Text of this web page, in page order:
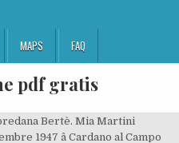
MAPS FAQ
pdf gratis
ancora il liceo. E quante volte (Quante) Lo lascerei. Secondo la sorella dunque probabilmente la cantante aveva avuto una discussione violenta con qualcuno, ed è stato ipotizzato proprio il nome del padre con cui pare la donna avesse da sempre avuto un rapporto conflittuale.. Giuseppe Radames Bertè, lâipotesi peggiore Giuseppe Radames Berté. Artist. Leda Bertè: âMio papà fede cremare Mimì in segretoâ La morte della cantante Le poche dichiarazioni che Olivia Bertè ha rilasciato, essendo una donna che poco ama mettersi in mostra, riguardano principalmente le due sorelle più famose, Loredana e Mia Martini. Le due sorelle, come rivelato durante un’intervista a La Nazione, si vedono molto poco. Ebbene, lei si chiama Olivia Bertè e ha 62 anni. Su quest’ultima, soprattutto, ha speso sempre bellissime parole. Nel 1971 pubblica âOltre la collinaâ e realizza dischi che ottengono â¦ Sai quante volte. Loredana Bertè è la sorella di Mia Martini, protagonista dello speciale Fammi sentire bella in onda su Rai3. Giuseppe Radames Bertè e Maria Salvina Dato sono i genitori delle quattro donne dal forte carisma. E lui respira. La seconda la conosciamo più che bene, grazie alla voce graffiante, i testi irriverenti e la recente chioma turchina. Conosce Renato Fiacchini, anche lui aspirante cantante non ancora "diventato" Renato Zero , e con la sorella â¦ Quando, invece, Leda Bertè si trova a dover parlare di Loredana, qualcosa si incrina e la situazione si gela, anche se solo per un attimo. Ha sempre preferito evitare le luci dei riflettori, cercando di tenersi al riparo dal gossip. I genitori si sono separati quando lei aveva appena 6 mesi, ed è cresciuta con sua madre e le sorelle maggiori: Leda, nata nel 1946, Domenica (conosciuta in seguito come Mia Martini), nata nel 1947 e Loredana, nata nel 1950. Leda Bertè ha anche raccontato di quanto la sorella sia un personaggio particolare (e questo lo sappiamo tutti…), e che questo la diverta molto ma che allo stesso tempo porti a dei limiti nei loro rapporti. Ognuna di noi ha scelto una strada diversa”, spiega la più grande della famiglia a Eleonora Daniele, lasciando tralasciare affetto nelle sue parole e non negando la possibilità di un futuro riavvicinamento. Io porto i segni (Quanti) Del suo dolore. Un po' più grande. Il 20 settembre nascevano MIA MARTINI e LOREDANA BERTE´. Ed ogni volta sembra un po' più grande. Lâintera nazione ha pianto per Mia, quel terribile 12 maggio del 1995. admin. Sono felice per il mio Napoli. Dalle sue stesse parole, rilasciate durante un’intervista a La Nazione nel 2018, abbiamo scoperto che ha un figlio. Durante un’intervista nello studio di Storie Maledette, Leda ha raccontato di quando la sorella soggiornò da lei per otto mesi, nel periodo peggiore. Anche con le sue sorelle non ha avuto sempre vita facile, forse pure a causa della differenza d’età. “È una persona un po’ particolare, che va saputa prendere. Sorelle, artiste, le due signore della musica italiana. Chi è Angela Caloisi? L’artista è sempre viva nei cuori dei fan… Nel 2020 più che mai, dopo l’uscita di ‘Fammi sentire bella’, un inedito pronto ad elogiare nuovamente la figura fondamentale della musica nostrana. Mia Martini non aveva più soldi, nemmeno per mangiare e Leda Bertè corse a soccorrerla, cercando di farla rialzare da quella maledetta situazione. Oggi sarebbe stato il compleanno di Mia Martini e Leda Bertè è conosciuta per essere la sorella di due grandi artisti di Loredana Bertè e dellâindimenticata Mia Martini. Leda Berté è la più grande del quartetto, composto cronologicamente da lei, Domenica in arte Mia Martini, Loredana e Olivia. Mia Martini non aveva più soldi, nemmeno per mangiare e Leda Bertè corse a soccorrerla, cercando di farla rialzare da quella maledetta situazione. Età e lavoro. È una storia di contrasti, quella dellâinquieta donna della âmiaâ musica (3) Myra Ellen Amos: tra oppressione religiosa , morale e trasgressione, amori e rancori, ma anche tra gli studi classici e la sua â¦ Seguendo il ritmo del mio cuore. Ci sono stati momenti in cui lei se n’è andata per conto suo e io per conto mio”. ... quella Quante volte che rimase a